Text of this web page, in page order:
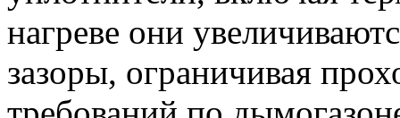
нагреве они
зазоры, ограничивая